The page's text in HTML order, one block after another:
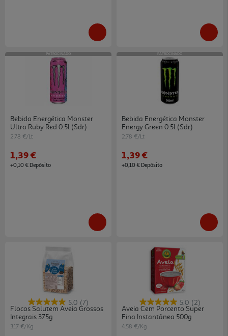
PATROCINADO
Bebida Energética Monster
Ultra Ruby Red 0.5l (sdr)
2.78 €/Lt
1,39 €
+0,10 € Depósito
PATROCINADO
Bebida Energética Monster
Energy Green 0.5l (sdr)
2.78 €/Lt
1,39 €
+0,10 € Depósito
5.0 (7)
Flocos Salutem Aveia Grossos
Integrais 375g
3.17 €/Kg
5.0 (2)
Aveia Cem Porcento Super
Fina Instantânea 500g
4.58 €/Kg